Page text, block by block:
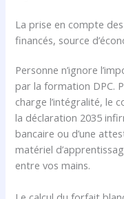
La prise en compte
financés, source
Personne n’ignore
par la formation DPC.
charge l’intégralité, le
la déclaration 2035
bancaire ou d’une
matériel
entre vos mains.